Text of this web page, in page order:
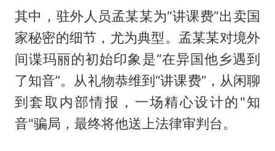
其中，驻外人员孟某某为“讲课费”出卖国
家秘密的细节，尤为典型。孟某某对境外
间谍玛丽的初始印象是“在异国他乡遇到
了知音”。从礼物恭维到“讲课费”，从闲聊
到套取内部情报，一场精心设计的"知
音"骗局，最终将他送上法律审判台。